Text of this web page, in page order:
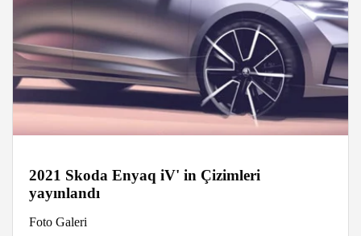
2021 Skoda Enyaq iV' in Çizimleri
yayınlandı
Foto Galeri